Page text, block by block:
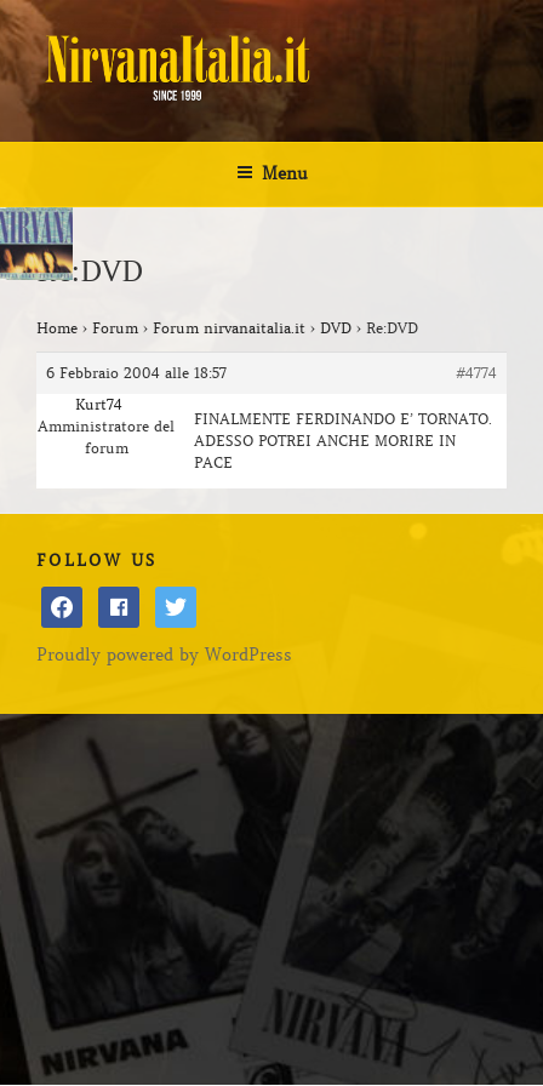
Salta
al
contenuto
NIRVANA ITALIA
Menu
Re:DVD
Home › Forum › Forum nirvanaitalia.it › DVD › Re:DVD
6 Febbraio 2004 alle 18:57
#4774
Kurt74
Amministratore del
forum
FINALMENTE FERDINANDO E’ TORNATO.
ADESSO POTREI ANCHE MORIRE IN
PACE
FOLLOW US
facebookfacebooktwitter
Proudly powered by WordPress